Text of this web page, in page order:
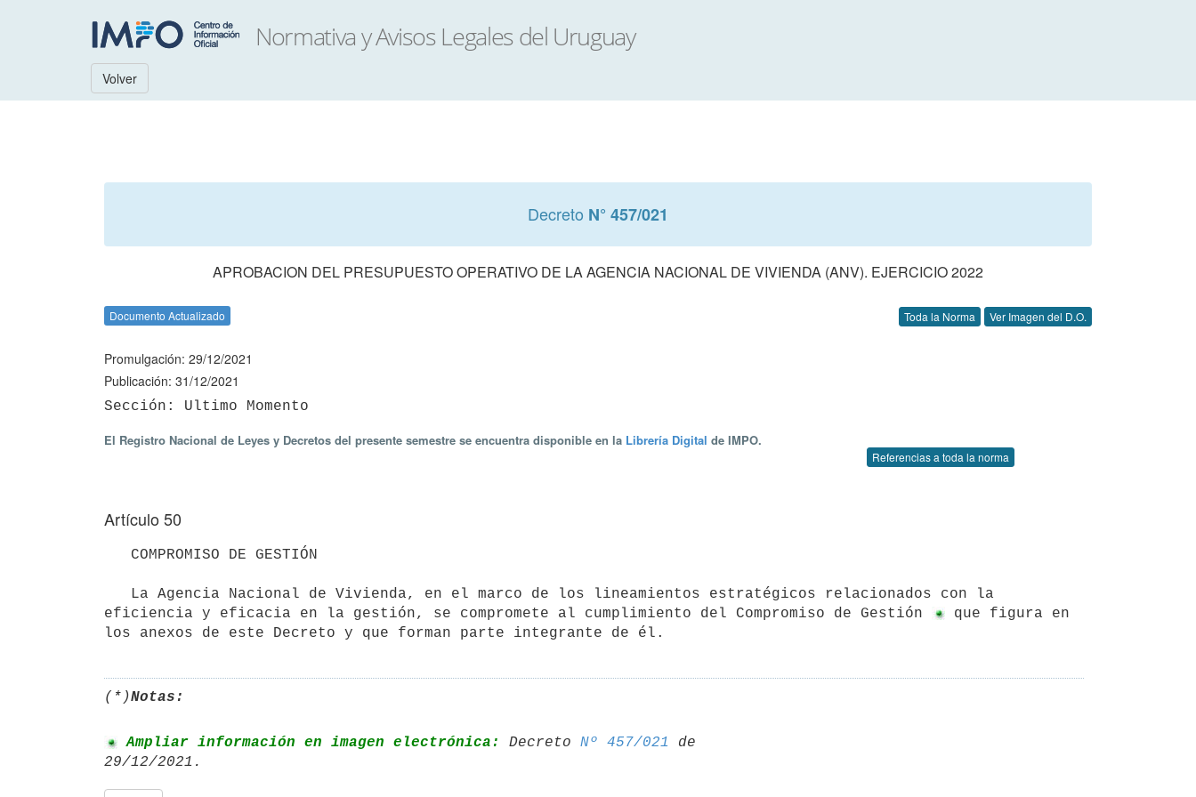
Volver
Decreto N° 457/021
APROBACION DEL PRESUPUESTO OPERATIVO DE LA AGENCIA NACIONAL DE VIVIENDA (ANV). EJERCICIO 2022
Documento Actualizado Toda la Norma Ver Imagen del D.O.
Promulgación: 29/12/2021
Publicación: 31/12/2021
El Registro Nacional de Leyes y Decretos del presente semestre se encuentra disponible en la Librería Digital de IMPO.
Referencias a toda la norma
Artículo 50
eficiencia y eficacia en la gestión, se compromete al cumplimiento del Compromiso de Gestión
que figura en
los anexos de este Decreto y que forman parte integrante de él.
(*)Notas:
Ampliar información en imagen electrónica: Decreto Nº 457/021
de